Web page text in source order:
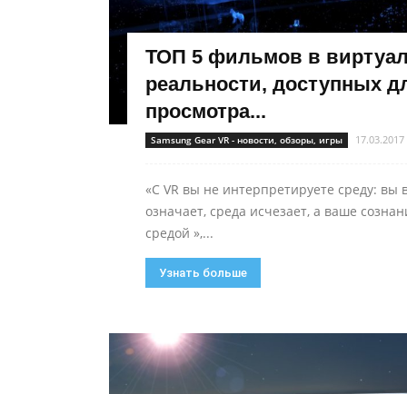
ТОП 5 фильмов в
реальности, доступных
просмотра...
Samsung Gear VR - новости, обзоры, игры 17.03.2017
«С VR вы не интерпретируете среду: вы
означает, среда исчезает, а ваше
средой »,...
Узнать больше